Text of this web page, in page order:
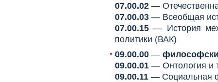
07.00.02 —
07.00.03 — Всеобщая
07.00.15 — История
политики (ВАК)
09.00.00 —
09.00.01 — Онтология и
09.00.11 — Социальная